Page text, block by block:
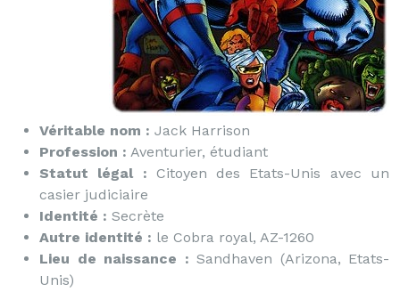
Véritable nom : Jack Harrison
Profession : Aventurier, étudiant
Statut légal : Citoyen des Etats-Unis avec un
casier judiciaire
Identité : Secrète
Autre identité : le Cobra royal, AZ-1260
Lieu de naissance : Sandhaven (Arizona, Etats-
Unis)